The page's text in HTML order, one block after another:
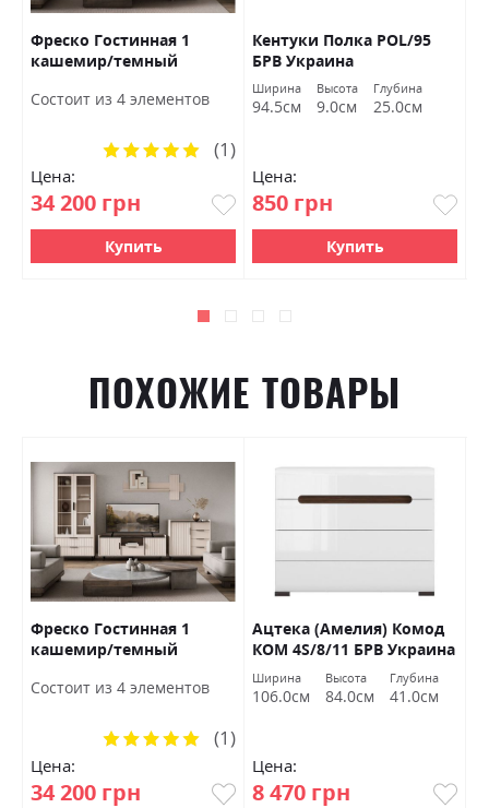
Фреско Гостинная 1
кашемир/темный
Состоит из 4 элементов
Цена:
34 200 грн
Рейтинг:
(1)
Купить
Кентуки Полка POL/95
БРВ Украина
Ширина
94.5см
Высота
9.0см
Глубина
25.0см
Цена:
850 грн
Купить
ПОХОЖИЕ ТОВАРЫ
Фреско Гостинная 1
кашемир/темный
Состоит из 4 элементов
Цена:
34 200 грн
Рейтинг:
(1)
Ацтека (Амелия) Комод
КОМ 4S/8/11 БРВ Украина
Ширина
106.0см
Высота
84.0см
Глубина
41.0см
Цена:
8 470 грн